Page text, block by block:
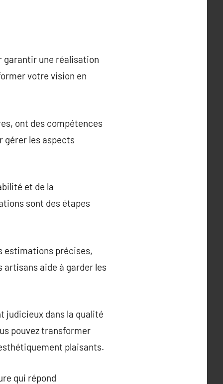
garantir une réalisation
votre vision en
ont des compétences
gérer les aspects
et de la
sont des étapes
estimations précises,
aide à garder les
judicieux dans la qualité
pouvez transformer
plaisants.
qui répond